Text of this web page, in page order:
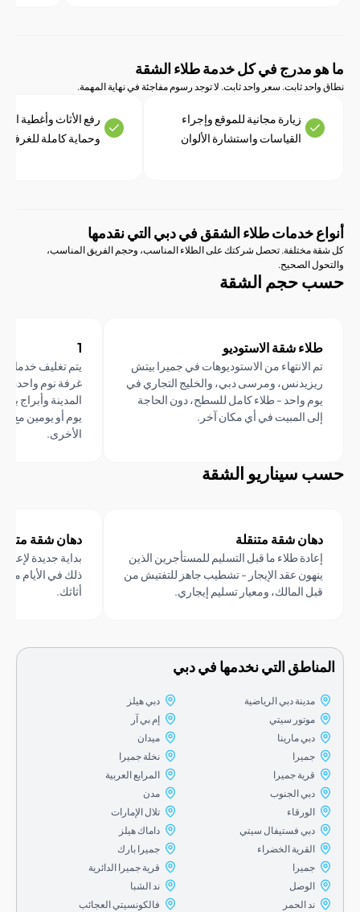
مدرج في كل خدمة طلاء الشقة
ثابت. سعر واحد ثابت. لا توجد رسوم مفاجئة في نهاية المهمة.
زيارة مجانية للموقع وإجراء
القياسات واستشارة الألوان
رفع الأثاث وأغطية الأرضيات
وحماية كاملة للغرفة
خدمات طلاء الشقق في دبي التي نقدمها
تحصل شركتك على الطلاء المناسب، وحجم الفريق المناسب،
الصحيح.
حجم الشقة
شقة الاستوديو
الانتهاء من الاستوديوهات في جميرا بيتش
ومرسى دبي، والخليج التجاري في
واحد - طلاء كامل للسطح، دون الحاجة
المبيت في أي مكان آخر.
يتم تغليف خدمات طلاء
غرفة نوم واحدة وغرفتي
المدينة وأبراج بحيرات
يوم أو يومين مع طلاء الغرف
الشقة
شقة متنقلة
طلاء ما قبل التسليم للمستأجرين الذين
عقد الإيجار - تشطيب جاهز للتفتيش من
المالك، ومعيار تسليم إيجاري.
دهان شقة متنقلة
بداية جديدة لإعادة الطلاء
ذلك في الأيام ما بين تسليم
التي نخدمها في دبي
مدينة دبي الرياضية
موتور سيتي
دبي مارينا
قرية جميرا
دبي الجنوب
دبي فستيفال سيتي
القرية الخضراء
ند الحمر
دبي هيلز
نخلة جميرا
المرابع العربية
تلال الإمارات
داماك هيلز
جميرا بارك
قرية جميرا الدائرية
فالكونسيتي العجائب